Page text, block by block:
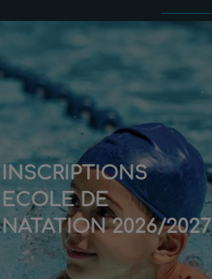
INSCRIPTIONS
ECOLE DE
NATATION 2026/2027